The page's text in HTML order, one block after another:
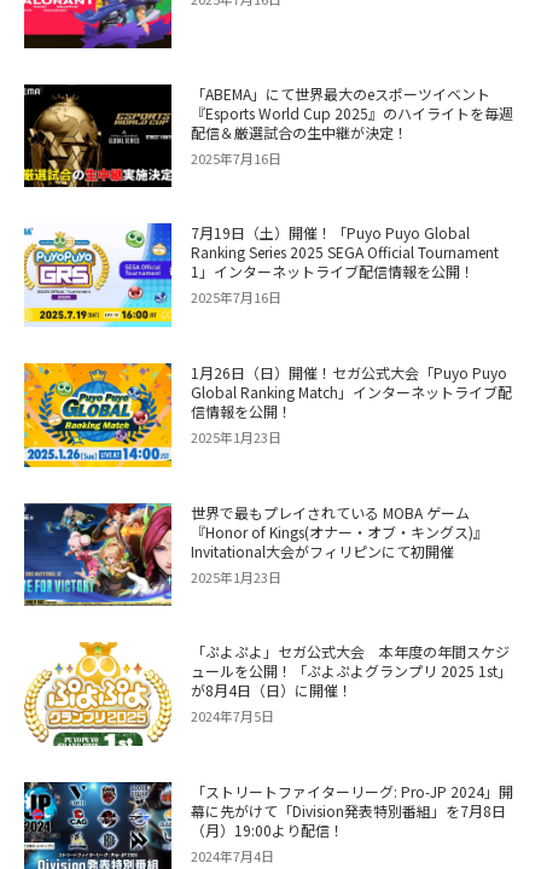
「ABEMA」にて世界最大のeスポーツイベント
『Esports World Cup 2025』のハイライトを毎週
配信＆厳選試合の生中継が決定！
2025年7月16日
7月19日（土）開催！「Puyo Puyo Global
Ranking Series 2025 SEGA Official Tournament
1」インターネットライブ配信情報を公開！
2025年7月16日
1月26日（日）開催！セガ公式大会「Puyo Puyo
Global Ranking Match」インターネットライブ配
信情報を公開！
2025年1月23日
世界で最もプレイされている MOBA ゲーム
『Honor of Kings(オナー・オブ・キングス)』
Invitational大会がフィリピンにて初開催
2025年1月23日
「ぷよぷよ」セガ公式大会 本年度の年間スケジ
ュールを公開！「ぷよぷよグランプリ 2025 1st」
が8月4日（日）に開催！
2024年7月5日
「ストリートファイターリーグ: Pro-JP 2024」開
幕に先がけて「Division発表特別番組」を7月8日
（月）19:00より配信！
2024年7月4日